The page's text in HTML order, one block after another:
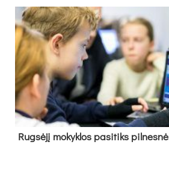
Rug­sė­jį mo­kyk­los pa­si­tiks